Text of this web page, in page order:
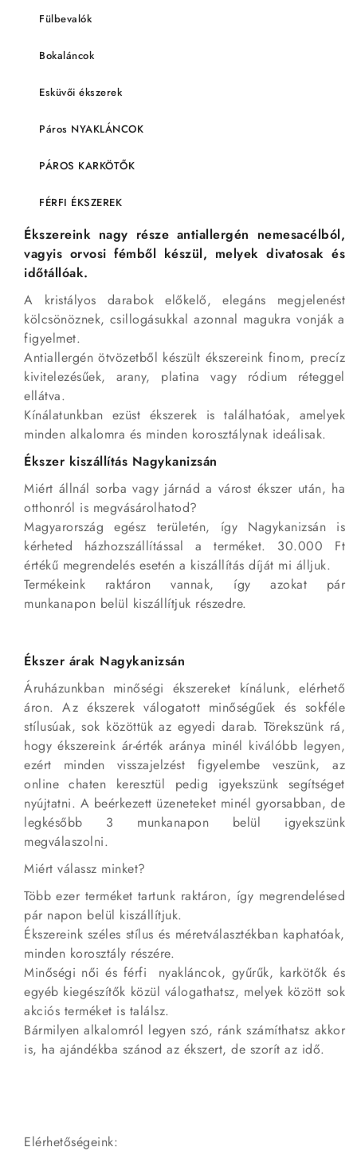
Fülbevalók
Bokaláncok
Esküvői ékszerek
Páros NYAKLÁNCOK
PÁROS KARKÖTŐK
FÉRFI ÉKSZEREK
Ékszereink nagy része antiallergén nemesacélból,
vagyis orvosi fémből készül, melyek divatosak és
időtállóak.
A kristályos darabok előkelő, elegáns megjelenést
kölcsönöznek, csillogásukkal azonnal magukra vonják a
figyelmet.
Antiallergén ötvözetből készült ékszereink finom, precíz
kivitelezésűek, arany, platina vagy ródium réteggel
ellátva.
Kínálatunkban ezüst ékszerek is találhatóak, amelyek
minden alkalomra és minden korosztálynak ideálisak.
Ékszer kiszállítás Nagykanizsán
Miért állnál sorba vagy járnád a várost ékszer után, ha
otthonról is megvásárolhatod?
Magyarország egész területén, így Nagykanizsán is
kérheted házhozszállítással a terméket. 30.000 Ft
értékű megrendelés esetén a kiszállítás díját mi álljuk.
Termékeink raktáron vannak, így azokat pár
munkanapon belül kiszállítjuk részedre.
Ékszer árak Nagykanizsán
Áruházunkban minőségi ékszereket kínálunk, elérhető
áron. Az ékszerek válogatott minőségűek és sokféle
stílusúak, sok közöttük az egyedi darab. Törekszünk rá,
hogy ékszereink ár-érték aránya minél kiválóbb legyen,
ezért minden visszajelzést figyelembe veszünk, az
online chaten keresztül pedig igyekszünk segítséget
nyújtatni. A beérkezett üzeneteket minél gyorsabban, de
legkésőbb 3 munkanapon belül igyekszünk
megválaszolni.
Miért válassz minket?
Több ezer terméket tartunk raktáron, így megrendelésed
pár napon belül kiszállítjuk.
Ékszereink széles stílus és méretválasztékban kaphatóak,
minden korosztály részére.
Minőségi női és férfi nyakláncok, gyűrűk, karkötők és
egyéb kiegészítők közül válogathatsz, melyek között sok
akciós terméket is találsz.
Bármilyen alkalomról legyen szó, ránk számíthatsz akkor
is, ha ajándékba szánod az ékszert, de szorít az idő.
Elérhetőségeink: